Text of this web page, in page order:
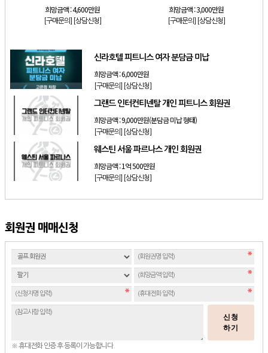
희망금액 :4,600만원
[구매문의] [상담신청]
희망금액 :3,000만원
[구매문의] [상담신청]
신라호텔 피트니스 여자 분담금 미납
희망금액 :6,000만원
[구매문의] [상담신청]
그랜드 인터컨티넨탈 개인 피트니스 회원권
희망금액 :9,000만원(분담금 미납 형태)
[구매문의] [상담신청]
웨스틴 서울 파르나스 개인 회원권
희망금액 :1억 500만원
[구매문의] [상담신청]
회원권 매매신청
신청
하기
※ 휴대전화 인증 후 등록이 가능합니다.